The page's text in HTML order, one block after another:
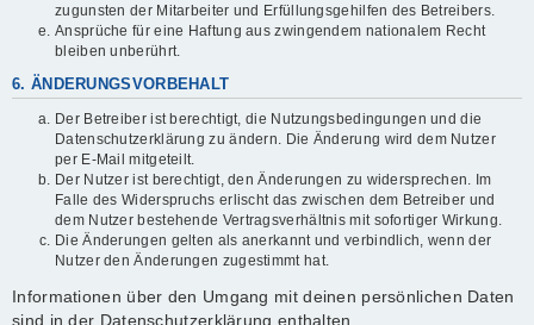
zugunsten der Mitarbeiter und Erfüllungsgehilfen des Betreibers.
Ansprüche für eine Haftung aus zwingendem nationalem Recht
bleiben unberührt.
6. ÄNDERUNGSVORBEHALT
Der Betreiber ist berechtigt, die Nutzungsbedingungen und die
Datenschutzerklärung zu ändern. Die Änderung wird dem Nutzer
per E-Mail mitgeteilt.
Der Nutzer ist berechtigt, den Änderungen zu widersprechen. Im
Falle des Widerspruchs erlischt das zwischen dem Betreiber und
dem Nutzer bestehende Vertragsverhältnis mit sofortiger Wirkung.
Die Änderungen gelten als anerkannt und verbindlich, wenn der
Nutzer den Änderungen zugestimmt hat.
Informationen über den Umgang mit deinen persönlichen Daten
sind in der Datenschutzerklärung enthalten.